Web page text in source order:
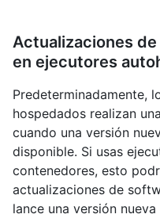
Actualizaciones
en ejecutores
Predeterminadamente,
hospedados realizan
cuando una versión
disponible. Si usas
contenedores, esto
actualizaciones de
lance una versión